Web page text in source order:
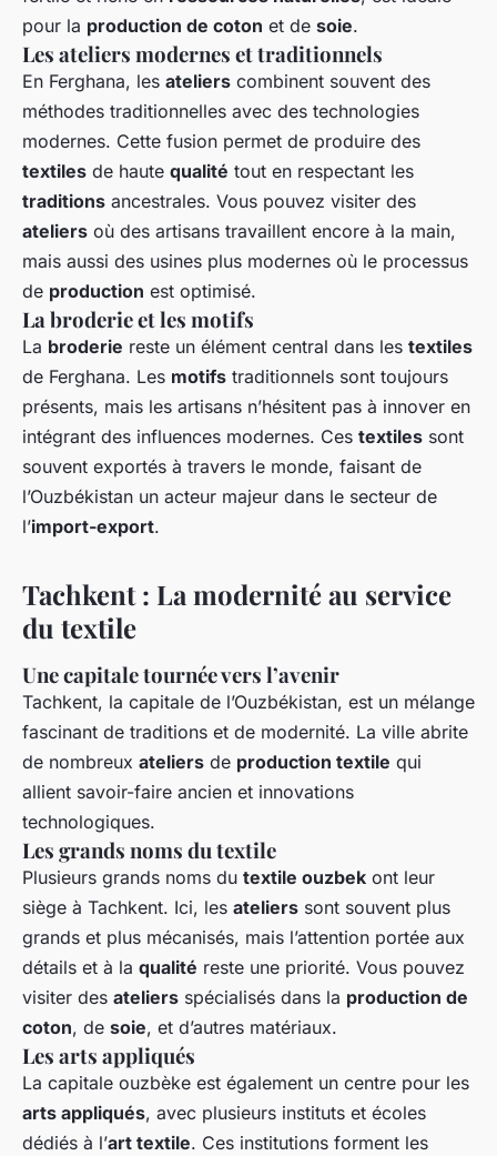
pour la production de coton et de soie.
Les ateliers modernes et traditionnels
En Ferghana, les ateliers combinent souvent des
méthodes traditionnelles avec des technologies
modernes. Cette fusion permet de produire des
textiles de haute qualité tout en respectant les
traditions ancestrales. Vous pouvez visiter des
ateliers où des artisans travaillent encore à la main,
mais aussi des usines plus modernes où le processus
de production est optimisé.
La broderie et les motifs
La broderie reste un élément central dans les textiles
de Ferghana. Les motifs traditionnels sont toujours
présents, mais les artisans n’hésitent pas à innover en
intégrant des influences modernes. Ces textiles sont
souvent exportés à travers le monde, faisant de
l’Ouzbékistan un acteur majeur dans le secteur de
l’import-export.
Tachkent : La modernité au service
du textile
Une capitale tournée vers l’avenir
Tachkent, la capitale de l’Ouzbékistan, est un mélange
fascinant de traditions et de modernité. La ville abrite
de nombreux ateliers de production textile qui
allient savoir-faire ancien et innovations
technologiques.
Les grands noms du textile
Plusieurs grands noms du textile ouzbek ont leur
siège à Tachkent. Ici, les ateliers sont souvent plus
grands et plus mécanisés, mais l’attention portée aux
détails et à la qualité reste une priorité. Vous pouvez
visiter des ateliers spécialisés dans la production de
coton, de soie, et d’autres matériaux.
Les arts appliqués
La capitale ouzbèke est également un centre pour les
arts appliqués, avec plusieurs instituts et écoles
dédiés à l’art textile. Ces institutions forment les